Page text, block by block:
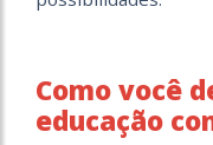
Como você
educação